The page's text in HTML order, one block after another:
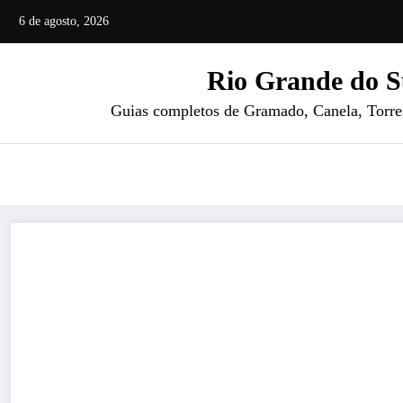
6 de agosto, 2026
Rio Grande do
Guias completos de Gramado, Canela,